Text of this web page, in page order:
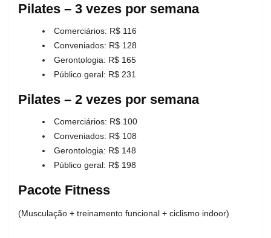
Pilates – 3 vezes por semana
Comerciários: R$ 116
Conveniados: R$ 128
Gerontologia: R$ 165
Público geral: R$ 231
Pilates – 2 vezes por semana
Comerciários: R$ 100
Conveniados: R$ 108
Gerontologia: R$ 148
Público geral: R$ 198
Pacote Fitness
(Musculação + treinamento funcional + ciclismo indoor)